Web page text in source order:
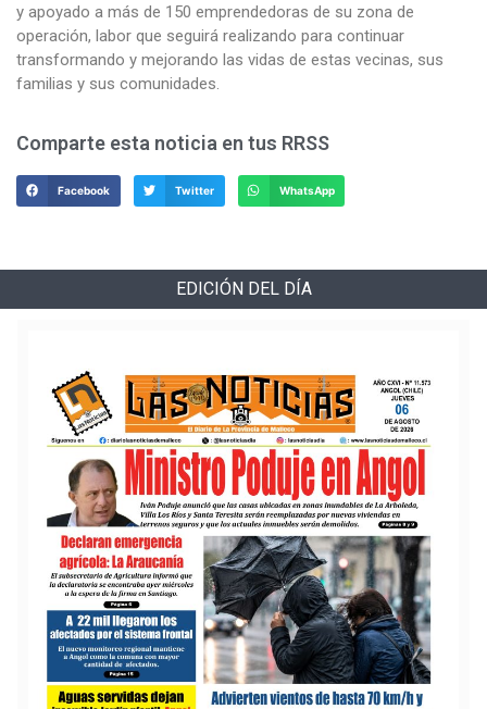
y apoyado a más de 150 emprendedoras de su zona de
operación, labor que seguirá realizando para continuar
transformando y mejorando las vidas de estas vecinas, sus
familias y sus comunidades.
Comparte esta noticia en tus RRSS
Facebook Twitter WhatsApp
EDICIÓN DEL DÍA